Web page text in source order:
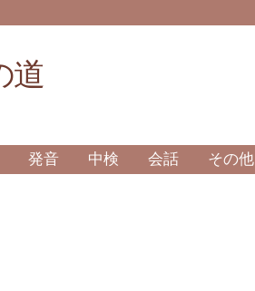
道
発音 中検 会話 その他